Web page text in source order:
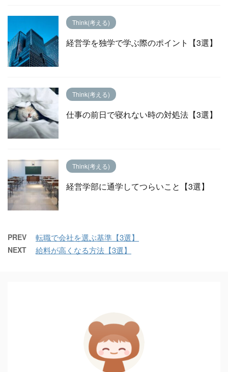
Think(考える)
経営学を独学で学ぶ際のポイント【3選】
Think(考える)
仕事の前日で寝れない時の対処法【3選】
Think(考える)
経営学部に通学してつらいこと【3選】
PREV 転職で会社を選ぶ基準【3選】
NEXT 給料が高くなる方法【3選】